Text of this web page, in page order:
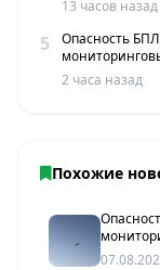
13 часов назад
5
Опасность
беспилотников
2 часа назад
Похожие